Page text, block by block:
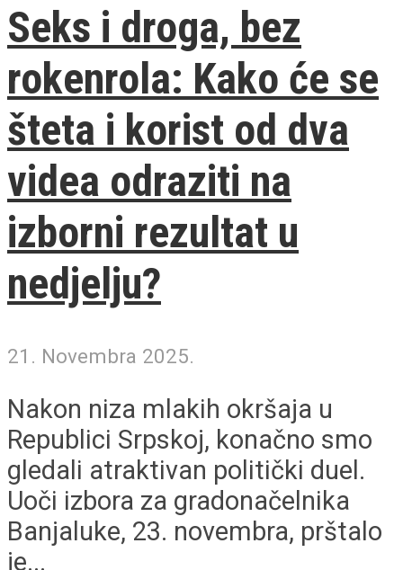
Seks i droga, bez
rokenrola: Kako će se
šteta i korist od dva
videa odraziti na
izborni rezultat u
nedjelju?
21. Novembra 2025.
Nakon niza mlakih okršaja u
Republici Srpskoj, konačno smo
gledali atraktivan politički duel.
Uoči izbora za gradonačelnika
Banjaluke, 23. novembra, prštalo
je...